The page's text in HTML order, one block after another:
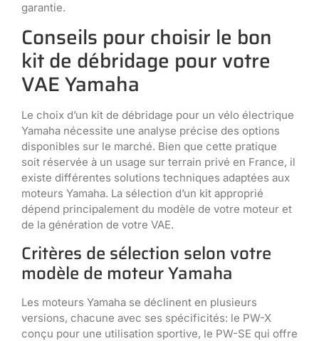
garantie.
Conseils pour choisir le bon
kit de débridage pour votre
VAE Yamaha
Le choix d’un kit de débridage pour un vélo électrique
Yamaha nécessite une analyse précise des options
disponibles sur le marché. Bien que cette pratique
soit réservée à un usage sur terrain privé en France, il
existe différentes solutions techniques adaptées aux
moteurs Yamaha. La sélection d’un kit approprié
dépend principalement du modèle de votre moteur et
de la génération de votre VAE.
Critères de sélection selon votre
modèle de moteur Yamaha
Les moteurs Yamaha se déclinent en plusieurs
versions, chacune avec ses spécificités: le PW-X
conçu pour une utilisation sportive, le PW-SE qui offre